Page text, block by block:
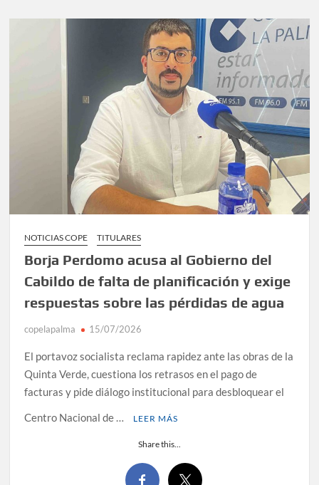
NOTICIAS COPE TITULARES
Borja Perdomo acusa al Gobierno del
Cabildo de falta de planificación y exige
respuestas sobre las pérdidas de agua
copelapalma 15/07/2026
El portavoz socialista reclama rapidez ante las obras de la
Quinta Verde, cuestiona los retrasos en el pago de
facturas y pide diálogo institucional para desbloquear el
Centro Nacional de …
LEER MÁS
Share this...